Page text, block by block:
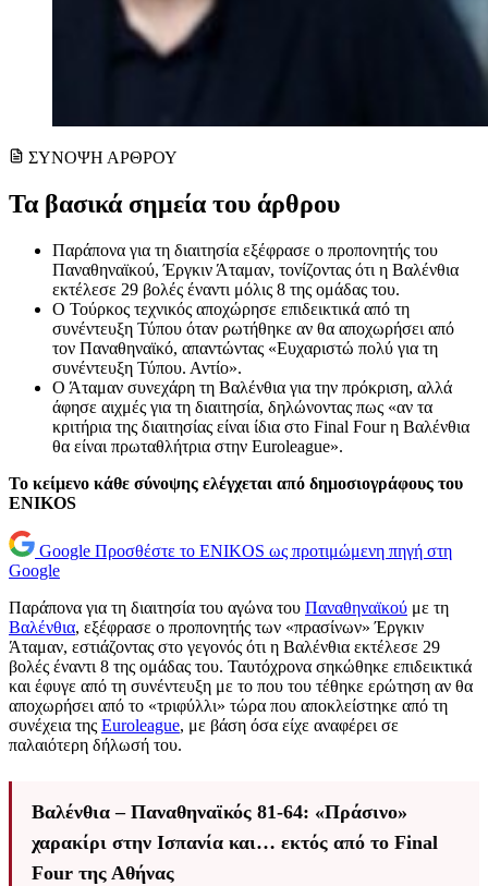
ΣΥΝΟΨΗ ΑΡΘΡΟΥ
Τα βασικά σημεία του άρθρου
Παράπονα για τη διαιτησία εξέφρασε ο προπονητής του
Παναθηναϊκού, Έργκιν Άταμαν, τονίζοντας ότι η Βαλένθια
εκτέλεσε 29 βολές έναντι μόλις 8 της ομάδας του.
Ο Τούρκος τεχνικός αποχώρησε επιδεικτικά από τη
συνέντευξη Τύπου όταν ρωτήθηκε αν θα αποχωρήσει από
τον Παναθηναϊκό, απαντώντας «Ευχαριστώ πολύ για τη
συνέντευξη Τύπου. Αντίο».
Ο Άταμαν συνεχάρη τη Βαλένθια για την πρόκριση, αλλά
άφησε αιχμές για τη διαιτησία, δηλώνοντας πως «αν τα
κριτήρια της διαιτησίας είναι ίδια στο Final Four η Βαλένθια
θα είναι πρωταθλήτρια στην Euroleague».
Το κείμενο κάθε σύνοψης ελέγχεται από δημοσιογράφους του
ENIKOS
Google Προσθέστε το ENIKOS ως προτιμώμενη πηγή στη
Google
Παράπονα για τη διαιτησία του αγώνα του Παναθηναϊκού με τη
Βαλένθια, εξέφρασε ο προπονητής των «πρασίνων» Έργκιν
Άταμαν, εστιάζοντας στο γεγονός ότι η Βαλένθια εκτέλεσε 29
βολές έναντι 8 της ομάδας του. Ταυτόχρονα σηκώθηκε επιδεικτικά
και έφυγε από τη συνέντευξη με το που του τέθηκε ερώτηση αν θα
αποχωρήσει από το «τριφύλλι» τώρα που αποκλείστηκε από τη
συνέχεια της Euroleague, με βάση όσα είχε αναφέρει σε
παλαιότερη δήλωσή του.
Βαλένθια – Παναθηναϊκός 81-64: «Πράσινο»
χαρακίρι στην Ισπανία και… εκτός από το Final
Four της Αθήνας